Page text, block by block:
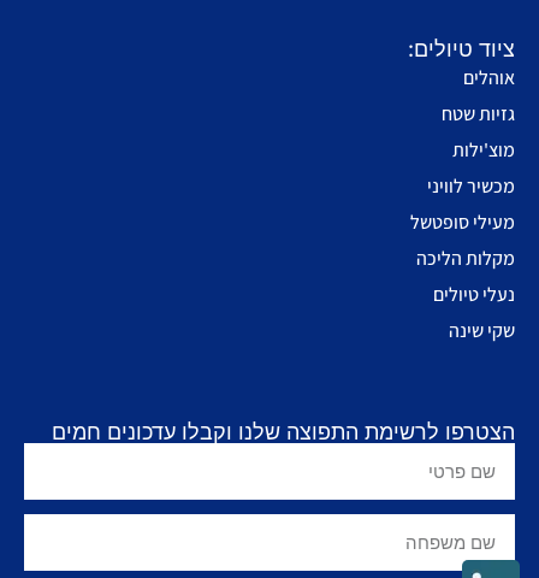
ציוד טיולים:
אוהלים
גזיות שטח
מוצ'ילות
מכשיר לוויני
מעילי סופטשל
מקלות הליכה
נעלי טיולים
שקי שינה
הצטרפו לרשימת התפוצה שלנו וקבלו עדכונים חמים